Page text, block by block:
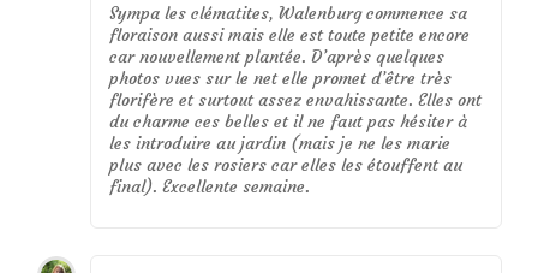
Sympa les clématites, Walenburg commence sa
floraison aussi mais elle est toute petite encore
car nouvellement plantée. D’après quelques
photos vues sur le net elle promet d’être très
florifère et surtout assez envahissante. Elles ont
du charme ces belles et il ne faut pas hésiter à
les introduire au jardin (mais je ne les marie
plus avec les rosiers car elles les étouffent au
final). Excellente semaine.